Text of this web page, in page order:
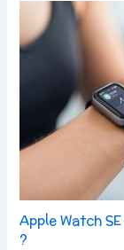
Apple Watch
?